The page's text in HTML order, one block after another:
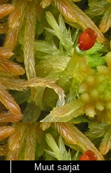
Muut sarjat